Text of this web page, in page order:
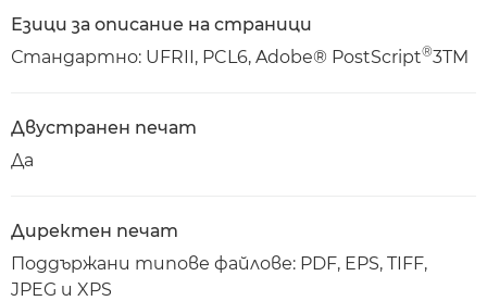
Езици за описание на страници
Стандартно: UFRII, PCL6, Adobe® PostScript®3TM
Двустранен печат
Да
Директен печат
Поддържани типове файлове: PDF, EPS, TIFF,
JPEG и XPS